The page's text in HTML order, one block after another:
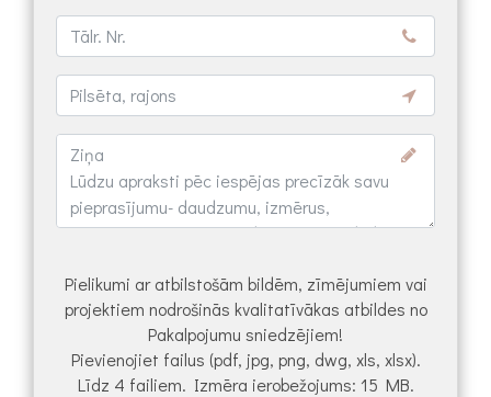
Pielikumi ar atbilstošām bildēm, zīmējumiem vai
projektiem nodrošinās kvalitatīvākas atbildes no
Pakalpojumu sniedzējiem!
Pievienojiet failus (pdf, jpg, png, dwg, xls, xlsx).
Līdz 4 failiem. Izmēra ierobežojums: 15 MB.